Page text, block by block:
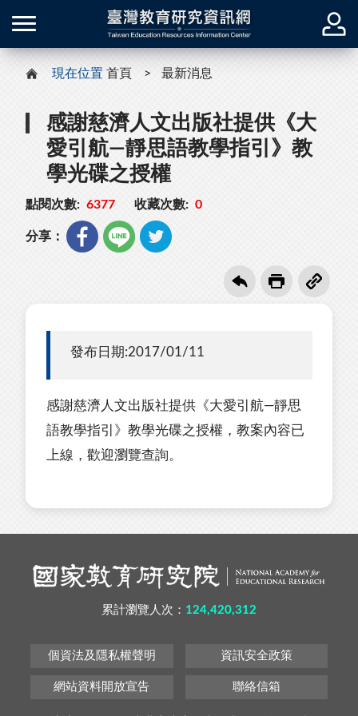
現在位置 首頁 最新消息
感謝慈濟人文出版社提供《大
愛引航—靜思語教學指引》教
學光碟之授權
點閱次數: 6377 收藏次數: 0
分享：
發布日期:2017/01/11
感謝慈濟人文出版社提供《大愛引航—靜思
語教學指引》教學光碟之授權，教案內容已
上線，歡迎瀏覽查詢。
累計瀏覽人次： 124,420,312
個資法及隱私權聲明 資訊安全政策
網站資料開放宣告 聯絡信箱